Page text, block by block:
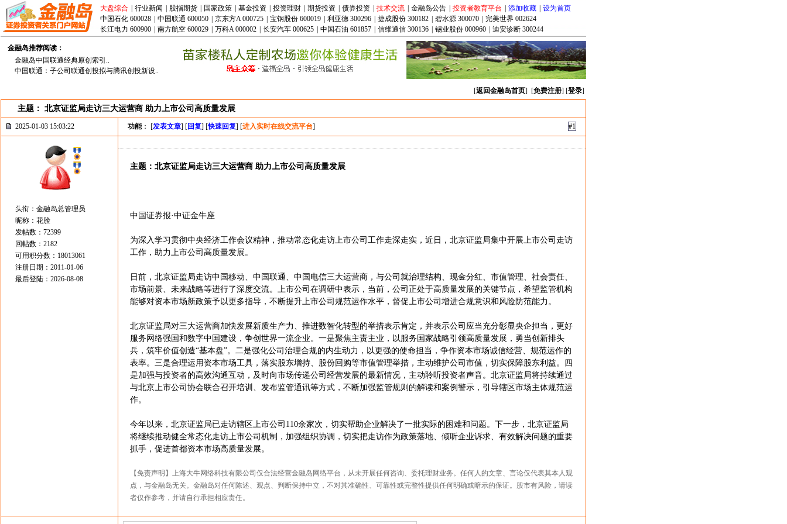
大盘综合 行业新闻 股指期货 国家政策 基金投资 投资理财 期货投资 债券投资 技术交流 金融岛公告 投资者教育平台 添加收藏
设为首页
中国石化 600028
中国联通 600050 京东方A 000725 宝钢股份 600019 利亚德 300296 捷成股份 300182 碧水源 300070
完美世界 002624
长江电力 600900
南方航空 600029 万科A 000002 长安汽车 000625 中国石油 601857 信维通信 300136 锡业股份 000960 迪安诊断 300244
金融岛推荐阅读：
金融岛中国联通经典原创索引..
中国联通：子公司联通创投拟与腾讯创投新设..
[返回金融岛首页] [免费注册] [登录]
主题： 北京证监局走访三大运营商 助力上市公司高质量发展
2025-01-03 15:03:22 功能： [发表文章] [回复] [快速回复] [进入实时在线交流平台] #1
头衔：金融岛总管理员
昵称：花脸
发帖数：72399
回帖数：2182
可用积分数：18013061
注册日期：2011-01-06
最后登陆：2026-08-08
主题：北京证监局走访三大运营商 助力上市公司高质量发展
中国证券报·中证金牛座
为深入学习贯彻中央经济工作会议精神，推动常态化走访上市公司工作走深走实，近日，北京证监局集中开展上市公司走访
工作，助力上市公司高质量发展。
日前，北京证监局走访中国移动、中国联通、中国电信三大运营商，与公司就治理结构、现金分红、市值管理、社会责任、
市场前景、未来战略等进行了深度交流。上市公司在调研中表示，当前，公司正处于高质量发展的关键节点，希望监管机构
能够对资本市场新政策予以更多指导，不断提升上市公司规范运作水平，督促上市公司增进合规意识和风险防范能力。
北京证监局对三大运营商加快发展新质生产力、推进数智化转型的举措表示肯定，并表示公司应当充分彰显央企担当，更好
服务网络强国和数字中国建设，争创世界一流企业。一是聚焦主责主业，以服务国家战略引领高质量发展，勇当创新排头
兵，筑牢价值创造“基本盘”。二是强化公司治理合规的内生动力，以更强的使命担当，争作资本市场诚信经营、规范运作的
表率。三是合理运用资本市场工具，落实股东增持、股份回购等市值管理举措，主动维护公司市值，切实保障股东利益。四
是加强与投资者的高效沟通互动，及时向市场传递公司经营发展的最新情况，主动聆听投资者声音。北京证监局将持续通过
与北京上市公司协会联合召开培训、发布监管通讯等方式，不断加强监管规则的解读和案例警示，引导辖区市场主体规范运
作。
今年以来，北京证监局已走访辖区上市公司110余家次，切实帮助企业解决了一批实际的困难和问题。下一步，北京证监局
将继续推动健全常态化走访上市公司机制，加强组织协调，切实把走访作为政策落地、倾听企业诉求、有效解决问题的重要
抓手，促进首都资本市场高质量发展。
【免责声明】上海大牛网络科技有限公司仅合法经营金融岛网络平台，从未开展任何咨询、委托理财业务。任何人的文章、言论仅代表其本人观
点，与金融岛无关。金融岛对任何陈述、观点、判断保持中立，不对其准确性、可靠性或完整性提供任何明确或暗示的保证。股市有风险，请读
者仅作参考，并请自行承担相应责任。